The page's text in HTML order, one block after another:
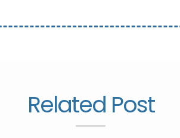
Related Post